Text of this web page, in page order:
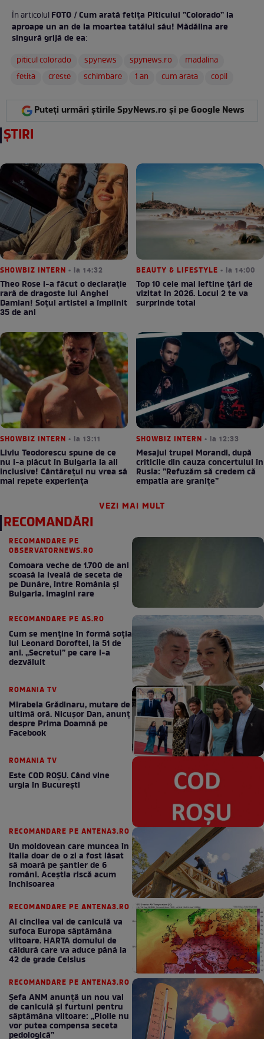
În articolulFOTO / Cum arată fetița Piticului ”Colorado” la
aproape un an de la moartea tatălui său! Mădălina are
singură grijă de ea:
piticul colorado
spynews spynews.ro
madalina
fetita
creste schimbare 1 an cum arata copil
Puteți urmări știrile SpyNews.ro și pe Google News
ȘTIRI
SHOWBIZ INTERN • la 14:32
Theo Rose i-a făcut o declarație
rară de dragoste lui Anghel
Damian! Soțul artistei a împlinit
35 de ani
BEAUTY & LIFESTYLE • la 14:00
Top 10 cele mai ieftine țări de
vizitat în 2026. Locul 2 te va
surprinde total
SHOWBIZ INTERN • la 13:11
Liviu Teodorescu spune de ce
nu i-a plăcut în Bulgaria la all
inclusive! Cântărețul nu vrea să
mai repete experiența
SHOWBIZ INTERN • la 12:33
Mesajul trupei Morandi, după
criticile din cauza concertului în
Rusia: ”Refuzăm să credem că
empatia are granițe”
VEZI MAI MULT
RECOMANDĂRI
RECOMANDARE PE
OBSERVATORNEWS.RO
Comoara veche de 1.700 de ani
scoasă la iveală de seceta de
pe Dunăre, între România şi
Bulgaria. Imagini rare
RECOMANDARE PE AS.RO
Cum se menţine în formă soţia
lui Leonard Doroftei, la 51 de
ani. „Secretul” pe care l-a
dezvăluit
ROMANIA TV
Mirabela Grădinaru, mutare de
ultimă oră. Nicuşor Dan, anunţ
despre Prima Doamnă pe
Facebook
ROMANIA TV
Este COD ROŞU. Când vine
urgia în Bucureşti
RECOMANDARE PE ANTENA3.RO
Un moldovean care muncea în
Italia doar de o zi a fost lăsat
să moară pe şantier de 6
români. Aceștia riscă acum
închisoarea
RECOMANDARE PE ANTENA3.RO
Al cincilea val de caniculă va
sufoca Europa săptămâna
viitoare. HARTA domului de
căldură care va aduce până la
42 de grade Celsius
RECOMANDARE PE ANTENA3.RO
Șefa ANM anunță un nou val
de caniculă și furtuni pentru
săptămâna viitoare: „Ploile nu
vor putea compensa seceta
pedologică”